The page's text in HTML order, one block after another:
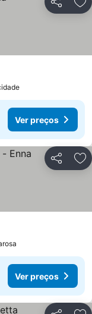
Partilhar
Ver preços
Partilhar
Ver preços